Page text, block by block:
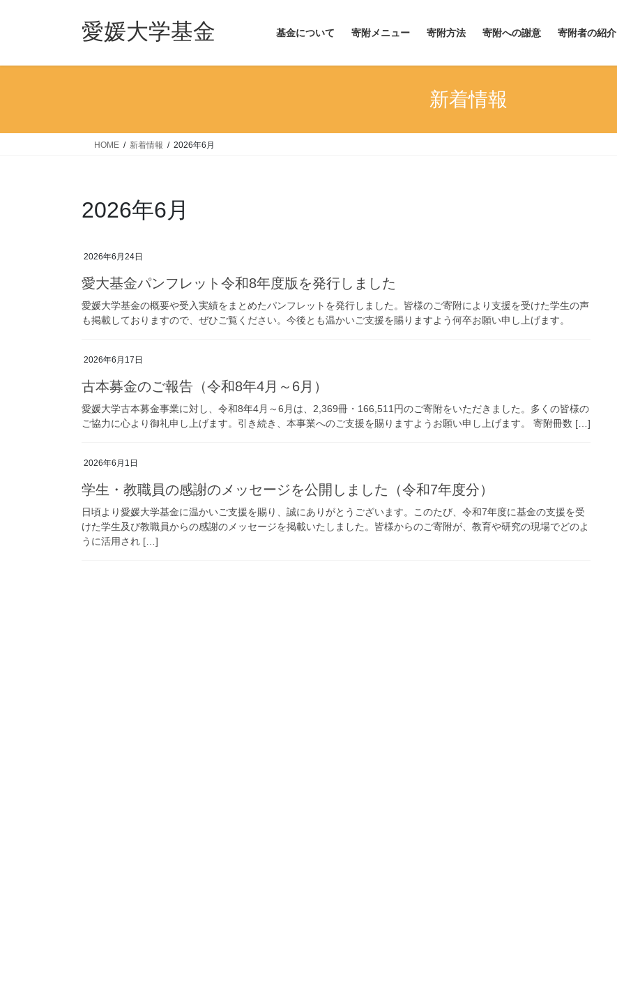
愛媛大学基金 基金について 寄附メニュー 寄附方法 寄附への謝意 寄附者の紹介
新着情報
HOME 新着情報 2026年6月
2026年6月
2026年6月24日
愛⼤基⾦パンフレット令和8年度版を発⾏しました
愛媛大学基金の概要や受入実績をまとめたパンフレットを発行しました。皆様のご寄附により支援を受けた学生の声
も掲載しておりますので、ぜひご覧ください。今後とも温かいご支援を賜りますよう何卒お願い申し上げます。
2026年6月17日
古本募金のご報告（令和8年4月～6月）
愛媛大学古本募金事業に対し、令和8年4月～6月は、2,369冊・166,511円のご寄附をいただきました。多くの皆様の
ご協力に心より御礼申し上げます。引き続き、本事業へのご支援を賜りますようお願い申し上げます。 寄附冊数 […]
2026年6月1日
学生・教職員の感謝のメッセージを公開しました（令和7年度分）
日頃より愛媛大学基金に温かいご支援を賜り、誠にありがとうございます。このたび、令和7年度に基金の支援を受
けた学生及び教職員からの感謝のメッセージを掲載いたしました。皆様からのご寄附が、教育や研究の現場でどのよ
うに活用され […]